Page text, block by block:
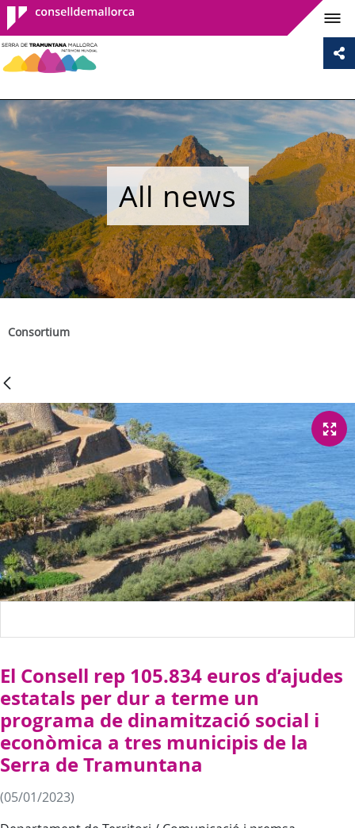
Consell de
Mallorca
All news
Consortium
El Consell rep 105.834 euros d’ajudes
estatals per dur a terme un
programa de dinamització social i
econòmica a tres municipis de la
Serra de Tramuntana
(05/01/2023)